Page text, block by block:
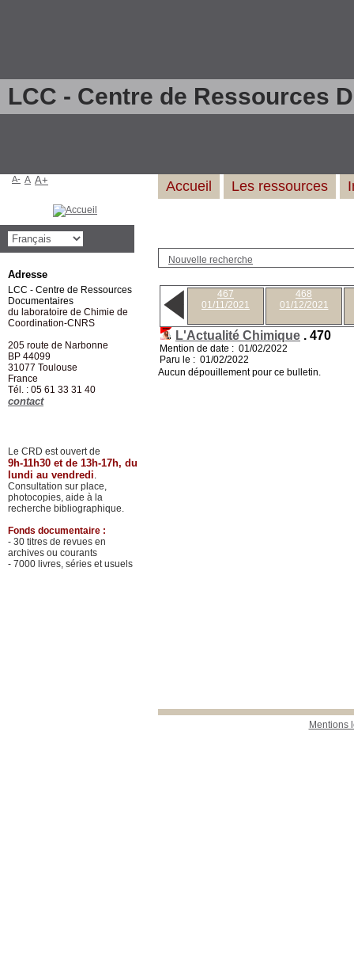
LCC - Centre de Ressources
Nouvelle recherche
467
01/11/2021
468
01/12/2021
L'Actualité Chimique . 470
Mention de date : 01/02/2022
Paru le : 01/02/2022
Aucun dépouillement pour ce bulletin.
Mentions
Accueil Les ressources
A- A A+
Adresse
LCC - Centre de Ressources
Documentaires
du laboratoire de Chimie de
Coordination-CNRS
205 route de Narbonne
BP 44099
31077 Toulouse
France
Tél. : 05 61 33 31 40
contact
Le CRD est ouvert de
9h-11h30 et de 13h-17h, du
lundi au vendredi.
Consultation sur place,
photocopies, aide à la
recherche bibliographique.
Fonds documentaire :
- 30 titres de revues en
archives ou courants
- 7000 livres, séries et usuels